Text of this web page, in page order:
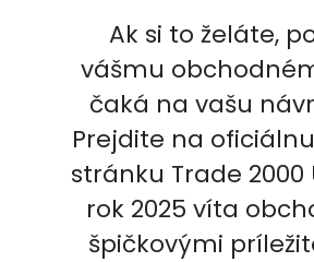
Ak si to želáte,
vášmu
čaká na vašu
Prejdite na
stránku Trade 2000
rok 2025 víta
špičkovými